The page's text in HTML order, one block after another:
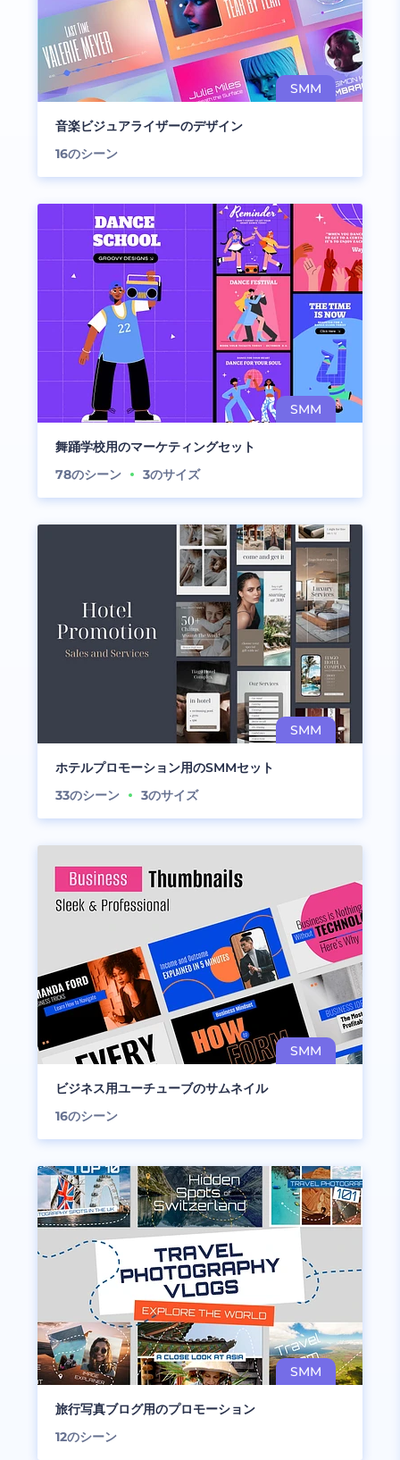
音楽ビジュアライザーのデザイン
16のシーン
舞踊学校用のマーケティングセット
78のシーン 3のサイズ
ホテルプロモーション用のSMMセット
33のシーン 3のサイズ
ビジネス用ユーチューブのサムネイル
16のシーン
旅行写真ブログ用のプロモーション
12のシーン